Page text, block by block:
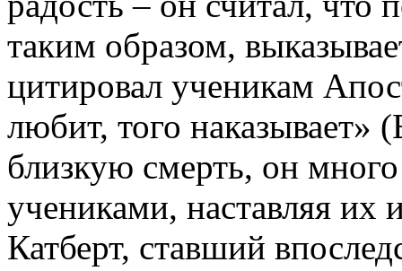
таким образом,
цитировал ученикам
любит, того наказывает»
близкую смерть, он
учениками, наставляя их
Катберт, ставший